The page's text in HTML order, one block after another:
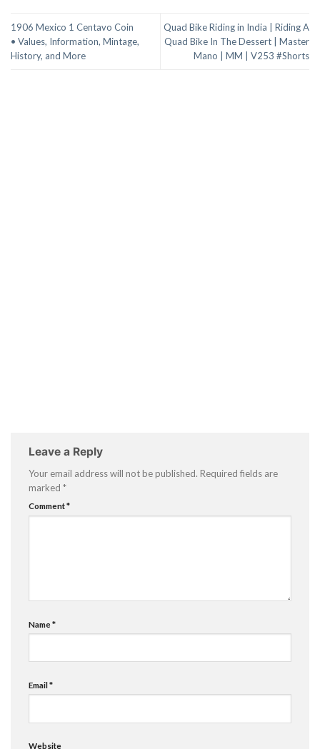
1906 Mexico 1 Centavo Coin
• Values, Information, Mintage,
History, and More
Quad Bike Riding in India | Riding A
Quad Bike In The Dessert | Master
Mano | MM | V253 #Shorts
Leave a Reply
Your email address will not be published. Required fields are
marked *
Comment*
Name*
Email*
Website